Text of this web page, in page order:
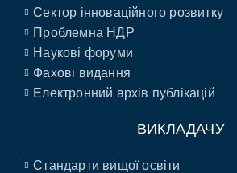
Сектор інноваційного розвитку
Проблемна НДР
Наукові форуми
Фахові видання
Електронний архів публікацій
ВИКЛАДАЧУ
Стандарти вищої освіти